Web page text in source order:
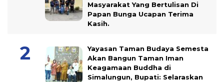
Masyarakat Yang Bertulisan Di
Papan Bunga Ucapan Terima
Kasih.
Yayasan Taman Budaya Semesta
Akan Bangun Taman Iman
Keagamaan Buddha di
Simalungun, Bupati: Selaraskan